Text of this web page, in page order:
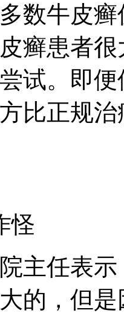
数牛皮
癣患者
试。即
比正规
怪
主任表
的，但